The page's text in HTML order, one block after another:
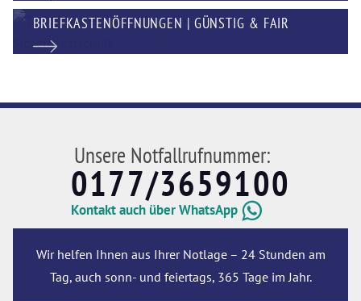
BRIEFKASTENÖFFNUNGEN | GÜNSTIG & FAIR
Unsere Notfallrufnummer:
0177/3659100
Kontakt auch über WhatsApp
Wir helfen Ihnen aus Ihrer Notlage – 24 Stunden am
Tag, auch sonn- und feiertags, 365 Tage im Jahr.